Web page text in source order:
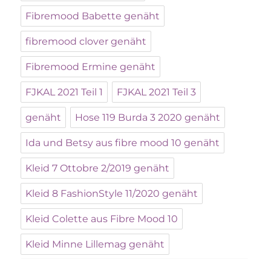
Fibremood Babette genäht
fibremood clover genäht
Fibremood Ermine genäht
FJKAL 2021 Teil 1 FJKAL 2021 Teil 3
genäht Hose 119 Burda 3 2020 genäht
Ida und Betsy aus fibre mood 10 genäht
Kleid 7 Ottobre 2/2019 genäht
Kleid 8 FashionStyle 11/2020 genäht
Kleid Colette aus Fibre Mood 10
Kleid Minne Lillemag genäht